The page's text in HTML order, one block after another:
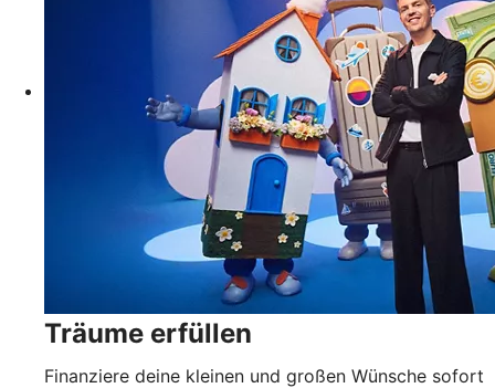
Träume erfüllen
Finanziere deine kleinen und großen Wünsche sofort